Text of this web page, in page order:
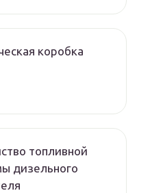
коробка
топливной
дизельного